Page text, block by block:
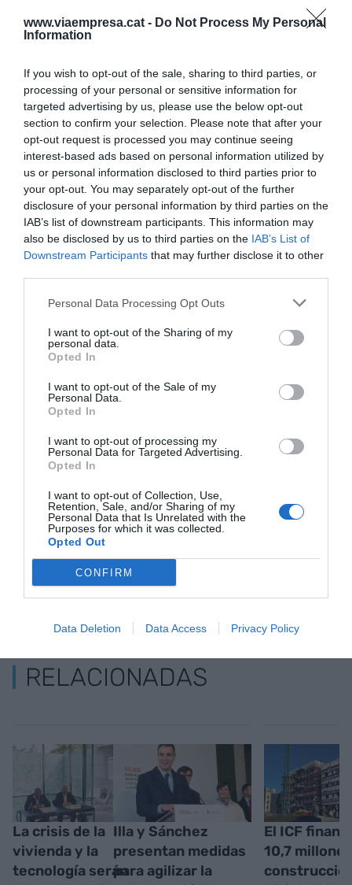
www.viaempresa.cat - Do Not Process My Personal
Information
If you wish to opt-out of the sale, sharing to third parties, or
processing of your personal or sensitive information for
targeted advertising by us, please use the below opt-out
section to confirm your selection. Please note that after your
opt-out request is processed you may continue seeing
interest-based ads based on personal information utilized by
us or personal information disclosed to third parties prior to
your opt-out. You may separately opt-out of the further
disclosure of your personal information by third parties on the
IAB’s list of downstream participants. This information may
also be disclosed by us to third parties on the IAB’s List of
Downstream Participants that may further disclose it to other
Personal Data Processing Opt Outs
I want to opt-out of the Sharing of my
personal data.
Opted In
I want to opt-out of the Sale of my
Personal Data.
Opted In
I want to opt-out of processing my
Personal Data for Targeted Advertising.
Opted In
I want to opt-out of Collection, Use,
Retention, Sale, and/or Sharing of my
Personal Data that Is Unrelated with the
Purposes for which it was collected.
Opted Out
CONFIRM
Data Deletion Data Access Privacy Policy
artificial hasta la
construcción modular
Entre las novedades que habrá en la feria figuran
cementos y hormigones con menor huella de
carbono, productos de construcción elaborados
con materiales reutilizados, recubrimientos
aislantes para edificios capaces de reducir la
temperatura en 20 grados, baldosas inteligentes
que detectan movimientos o casas fabricadas
con piezas que permiten cambiar su distribución
sin hacer obras. Además,40 startupspresentan
soluciones que van desde el uso de la inteligencia
artificial hasta la construcción modular pasando
por pavimentos técnicos que actúan como placas
solares plataformas digitales para planificar y
drones para supervisar obras.
AñadirVIA Empresacomo fuente preferida
de Google de forma gratuita
Mantente informado con las últimas noticias de
ACTIVAR AHORA
RELACIONADAS
La crisis de la
vivienda y la
tecnología serán
Illa y Sánchez
presentan medidas
para agilizar la
El ICF
10,7